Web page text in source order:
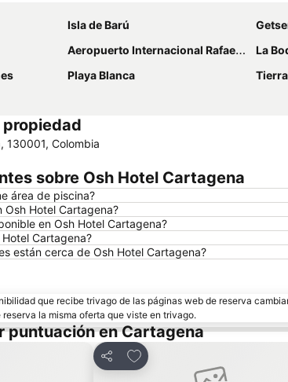
Isla de Barú
Aeropuerto Internacional Rafael Núñez La
Playa Blanca
130001, Colombia
sobre Osh Hotel Cartagena
área de piscina?
Osh Hotel Cartagena?
en Osh Hotel Cartagena?
Cartagena?
están cerca de Osh Hotel Cartagena?
que recibe trivago de las páginas web de reserva
la misma oferta que viste en trivago.
puntuación en Cartagena
Compartir
Agregar a favoritos